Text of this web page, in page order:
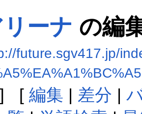
ーナ の編
future.sgv417.jp/
[ 編集 | 差分 |